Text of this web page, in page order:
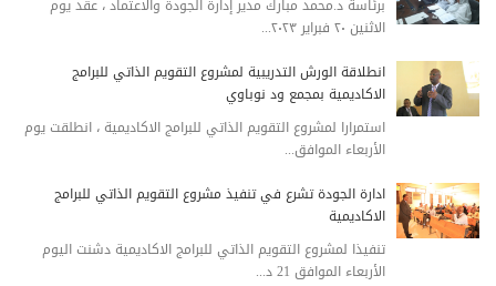
برئاسة د.محمد مبارك مدير إدارة الجودة والاعتماد ، عقد يوم
الاثنين ٢٠ فبراير ٢٠٢٣...
انطلاقة الورش التدريبية لمشروع التقويم الذاتي للبرامج
الاكاديمية بمجمع ود نوباوي
استمرارا لمشروع التقويم الذاتي للبرامج الاكاديمية ، انطلقت يوم
الأربعاء الموافق...
ادارة الجودة تشرع في تنفيذ مشروع التقويم الذاتي للبرامج
الاكاديمية
تنفيذا لمشروع التقويم الذاتي للبرامج الاكاديمية دشنت اليوم
الأربعاء الموافق 21 د...